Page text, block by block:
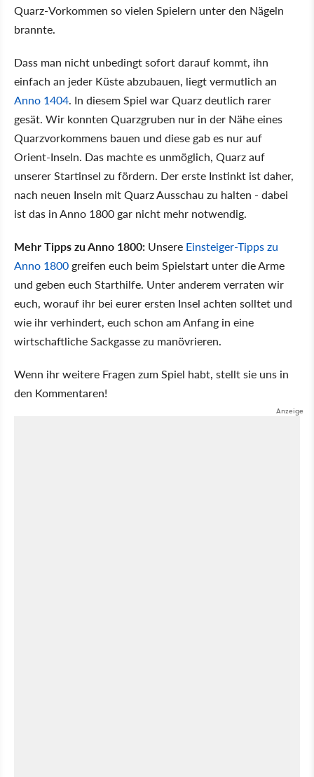
Quarz-Vorkommen so vielen Spielern unter den Nägeln
brannte.
Dass man nicht unbedingt sofort darauf kommt, ihn
einfach an jeder Küste abzubauen, liegt vermutlich an
Anno 1404. In diesem Spiel war Quarz deutlich rarer
gesät. Wir konnten Quarzgruben nur in der Nähe eines
Quarzvorkommens bauen und diese gab es nur auf
Orient-Inseln. Das machte es unmöglich, Quarz auf
unserer Startinsel zu fördern. Der erste Instinkt ist daher,
nach neuen Inseln mit Quarz Ausschau zu halten - dabei
ist das in Anno 1800 gar nicht mehr notwendig.
Mehr Tipps zu Anno 1800: Unsere Einsteiger-Tipps zu
Anno 1800 greifen euch beim Spielstart unter die Arme
und geben euch Starthilfe. Unter anderem verraten wir
euch, worauf ihr bei eurer ersten Insel achten solltet und
wie ihr verhindert, euch schon am Anfang in eine
wirtschaftliche Sackgasse zu manövrieren.
Wenn ihr weitere Fragen zum Spiel habt, stellt sie uns in
den Kommentaren!